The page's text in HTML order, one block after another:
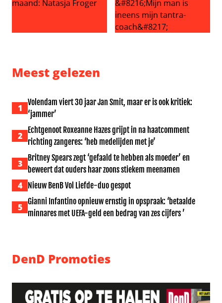
Meest gelezen
1
Volendam viert 30 jaar Jan Smit, maar er is ook kritiek:
‘jammer’
2
Echtgenoot Roxeanne Hazes grijpt in na haatcomment
richting zangeres: ‘heb medelijden met je’
3
Britney Spears zegt ‘gefaald te hebben als moeder’ en
beweert dat ouders haar zoons stiekem meenamen
4 Nieuw BenB Vol Liefde-duo gespot
5
Gianni Infantino opnieuw ernstig in opspraak: ‘betaalde
minnares met UEFA-geld een bedrag van zes cijfers ’
DenD Promoties